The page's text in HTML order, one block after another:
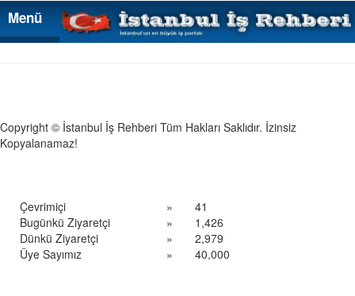
Menü
Menü
Copyright © İstanbul İş Rehberi Tüm Hakları Saklıdır. İzinsiz
Kopyalanamaz!
Çevrimiçi »
41
Bugünkü Ziyaretçi
»
1,426
Dünkü Ziyaretçi
»
2,979
Üye Sayımız
» 40,000